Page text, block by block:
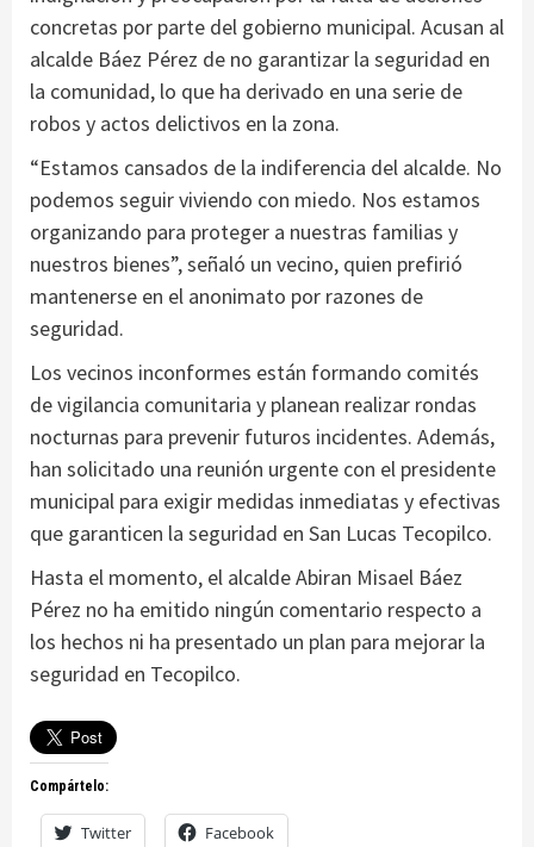
concretas por parte del gobierno municipal. Acusan al
alcalde Báez Pérez de no garantizar la seguridad en
la comunidad, lo que ha derivado en una serie de
robos y actos delictivos en la zona.
“Estamos cansados de la indiferencia del alcalde. No
podemos seguir viviendo con miedo. Nos estamos
organizando para proteger a nuestras familias y
nuestros bienes”, señaló un vecino, quien prefirió
mantenerse en el anonimato por razones de
seguridad.
Los vecinos inconformes están formando comités
de vigilancia comunitaria y planean realizar rondas
nocturnas para prevenir futuros incidentes. Además,
han solicitado una reunión urgente con el presidente
municipal para exigir medidas inmediatas y efectivas
que garanticen la seguridad en San Lucas Tecopilco.
Hasta el momento, el alcalde Abiran Misael Báez
Pérez no ha emitido ningún comentario respecto a
los hechos ni ha presentado un plan para mejorar la
seguridad en Tecopilco.
Compártelo:
Twitter Facebook